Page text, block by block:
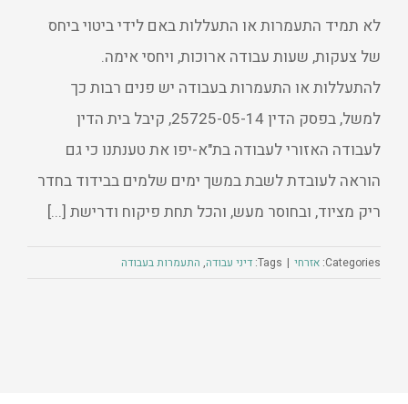
לא תמיד התעמרות או התעללות באם לידי ביטוי ביחס
של צעקות, שעות עבודה ארוכות, ויחסי אימה.
להתעללות או התעמרות בעבודה יש פנים רבות כך
למשל, בפסק הדין 25725-05-14, קיבל בית הדין
לעבודה האזורי לעבודה בת"א-יפו את טענתנו כי גם
הוראה לעובדת לשבת במשך ימים שלמים בבידוד בחדר
ריק מציוד, ובחוסר מעש, והכל תחת פיקוח ודרישת [...]
Categories: אזרחי |
Tags: דיני עבודה, התעמרות בעבודה